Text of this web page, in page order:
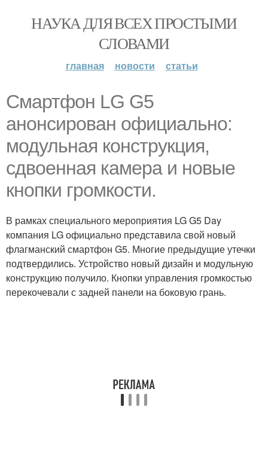
НАУКА ДЛЯ ВСЕХ ПРОСТЫМИ
СЛОВАМИ
главная новости статьи
Смартфон LG G5
анонсирован официально:
модульная конструкция,
сдвоенная камера и новые
кнопки громкости.
В рамках специального мероприятия LG G5 Day
компания LG официально представила свой новый
флагманский смартфон G5. Многие предыдущие утечки
подтвердились. Устройство новый дизайн и модульную
конструкцию получило. Кнопки управления громкостью
перекочевали с задней панели на боковую грань.